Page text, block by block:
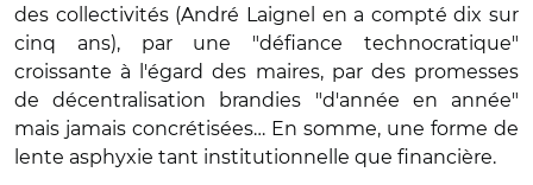
des collectivités (André Laignel en a compté dix sur
cinq ans), par une "défiance technocratique"
croissante à l'égard des maires, par des promesses
de décentralisation brandies "d'année en année"
mais jamais concrétisées… En somme, une forme de
lente asphyxie tant institutionnelle que financière.